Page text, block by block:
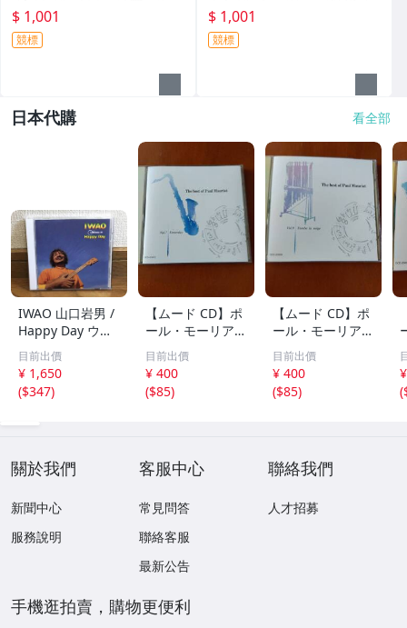
9成新 無IFPI - 1001元起標 M
2316
$ 1,001
競標
$ 1,001
競標
日本代購 看全部
IWAO 山口岩男 /
Happy Day ウク
レレ・アルバム
傑作 廃盤CD 稀少
品 帯付 ケツメイ
シ / Ryoji / 馬場
目前出價
¥ 1,650
($347)
【ムード CD】ポ
ール・モーリア /
世界のロック・ポ
ップス・ヒット集
レット・イット・
ビー、ヘイ・ジュ
目前出價
¥ 400
($85)
【ムード CD】ポ
ール・モーリア /
フレンチ・ポップ
ス集 雪が降る、
シバの女王、愛の
休日、あなたのと
目前出價
¥ 400
($85)
(
關於我們
新聞中心
服務說明
客服中心
常見問答
聯絡客服
最新公告
聯絡我們
人才招募
手機逛拍賣，購物更便利